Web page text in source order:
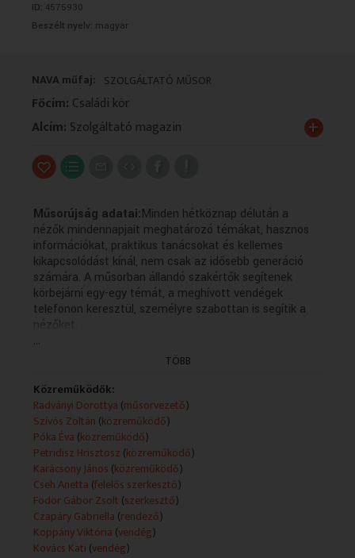
ID: 4575930
Beszélt nyelv: magyar
NAVA műfaj: SZOLGÁLTATÓ MŰSOR
Főcím: Családi kör
Alcím: Szolgáltató magazin +
Műsorújság adatai:Minden hétköznap délután a
nézők mindennapjait meghatározó témákat, hasznos
információkat, praktikus tanácsokat és kellemes
kikapcsolódást kínál, nem csak az idősebb generáció
számára. A műsorban állandó szakértők segítenek
körbejárni egy-egy témát, a meghívott vendégek
telefonon keresztül, személyre szabottan is segítik a
nézőket.
Technikai leírás:
A műsorszolgáltatói információk forrása az automata
Műsorszolgáltatói ismertető:
- Jó napot kívánok! A családi kör második részével
jelentkezünk. Szakértőnk máris érkezik a telefontól és
a pajzsmirigy betegségekkel kapcsolatos kérdésekre
válaszol majd. A defibrillátor életmentő eszköz
működését is megnézhetjük, majd tanulmányozhatjuk
és vendégem lesz Kovács Kati. Nagyon várjuk új
koncertsorozata kapcsán, úgyhogy legyenek itt velünk!
...
TÖBB
Közreműködők:
Radványi Dorottya (műsorvezető)
Szívós Zoltán (közreműködő)
Póka Éva (közreműködő)
Petridisz Hrisztosz (közreműködő)
Karácsony János (közreműködő)
Cseh Anetta (felelős szerkesztő)
Fodor Gábor Zsolt (szerkesztő)
Czapáry Gabriella (rendező)
Koppány Viktória (vendég)
Kovács Kati (vendég)